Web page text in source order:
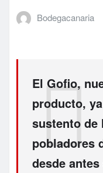
Bodegacanaria
El Gofio,
producto,
sustento de
pobladores
desde